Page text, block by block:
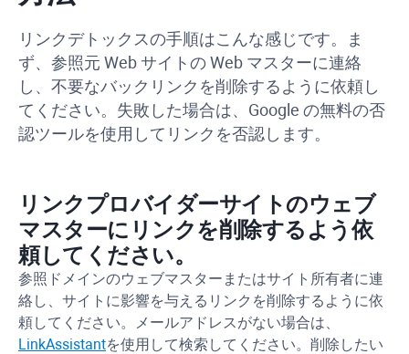
リンクデトックスの手順はこんな感じです。ま
ず、参照元 Web サイトの Web マスターに連絡
し、不要なバックリンクを削除するように依頼し
てください。失敗した場合は、Google の無料の否
認ツールを使用してリンクを否認します。
リンクプロバイダーサイトのウェブ
マスターにリンクを削除するよう依
頼してください。
参照ドメインのウェブマスターまたはサイト所有者に連
絡し、サイトに影響を与えるリンクを削除するように依
頼してください。メールアドレスがない場合は、
LinkAssistantを使用して検索してください。削除したい